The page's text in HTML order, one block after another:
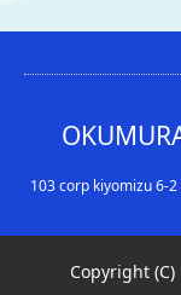
103 corp kiyomizu 6-
Copyright (C)